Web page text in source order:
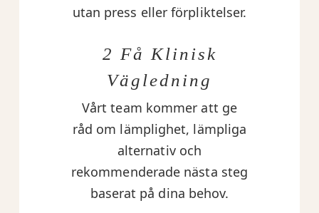
utan press eller förpliktelser.
2 Få Klinisk
Vägledning
Vårt team kommer att ge
råd om lämplighet, lämpliga
alternativ och
rekommenderade nästa steg
baserat på dina behov.